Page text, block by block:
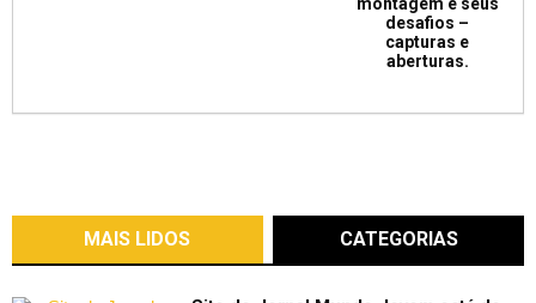
desafios –
capturas e
aberturas.
MAIS LIDOS CATEGORIAS